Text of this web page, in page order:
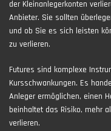
der Kleinanlegerkonten
Anbieter. Sie sollten
und ob Sie es sich leisten
zu verlieren.
Futures sind komplexe
Kursschwankungen. Es
Anleger ermöglichen, einen
beinhaltet das Risiko, mehr
verlieren.